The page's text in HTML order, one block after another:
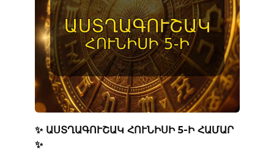
✨ ԱՍՏՂԱԳՈՒՇԱԿ ՀՈՒՆԻՍԻ 5-Ի ՀԱՄԱՐ
✨